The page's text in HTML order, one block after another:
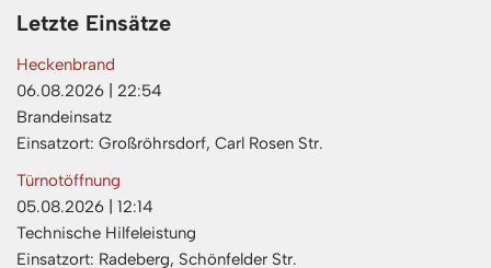
Letzte Einsätze
Heckenbrand
06.08.2026
22:54
Brandeinsatz
Einsatzort: Großröhrsdorf, Carl Rosen Str.
Türnotöffnung
05.08.2026
12:14
Technische Hilfeleistung
Einsatzort: Radeberg, Schönfelder Str.